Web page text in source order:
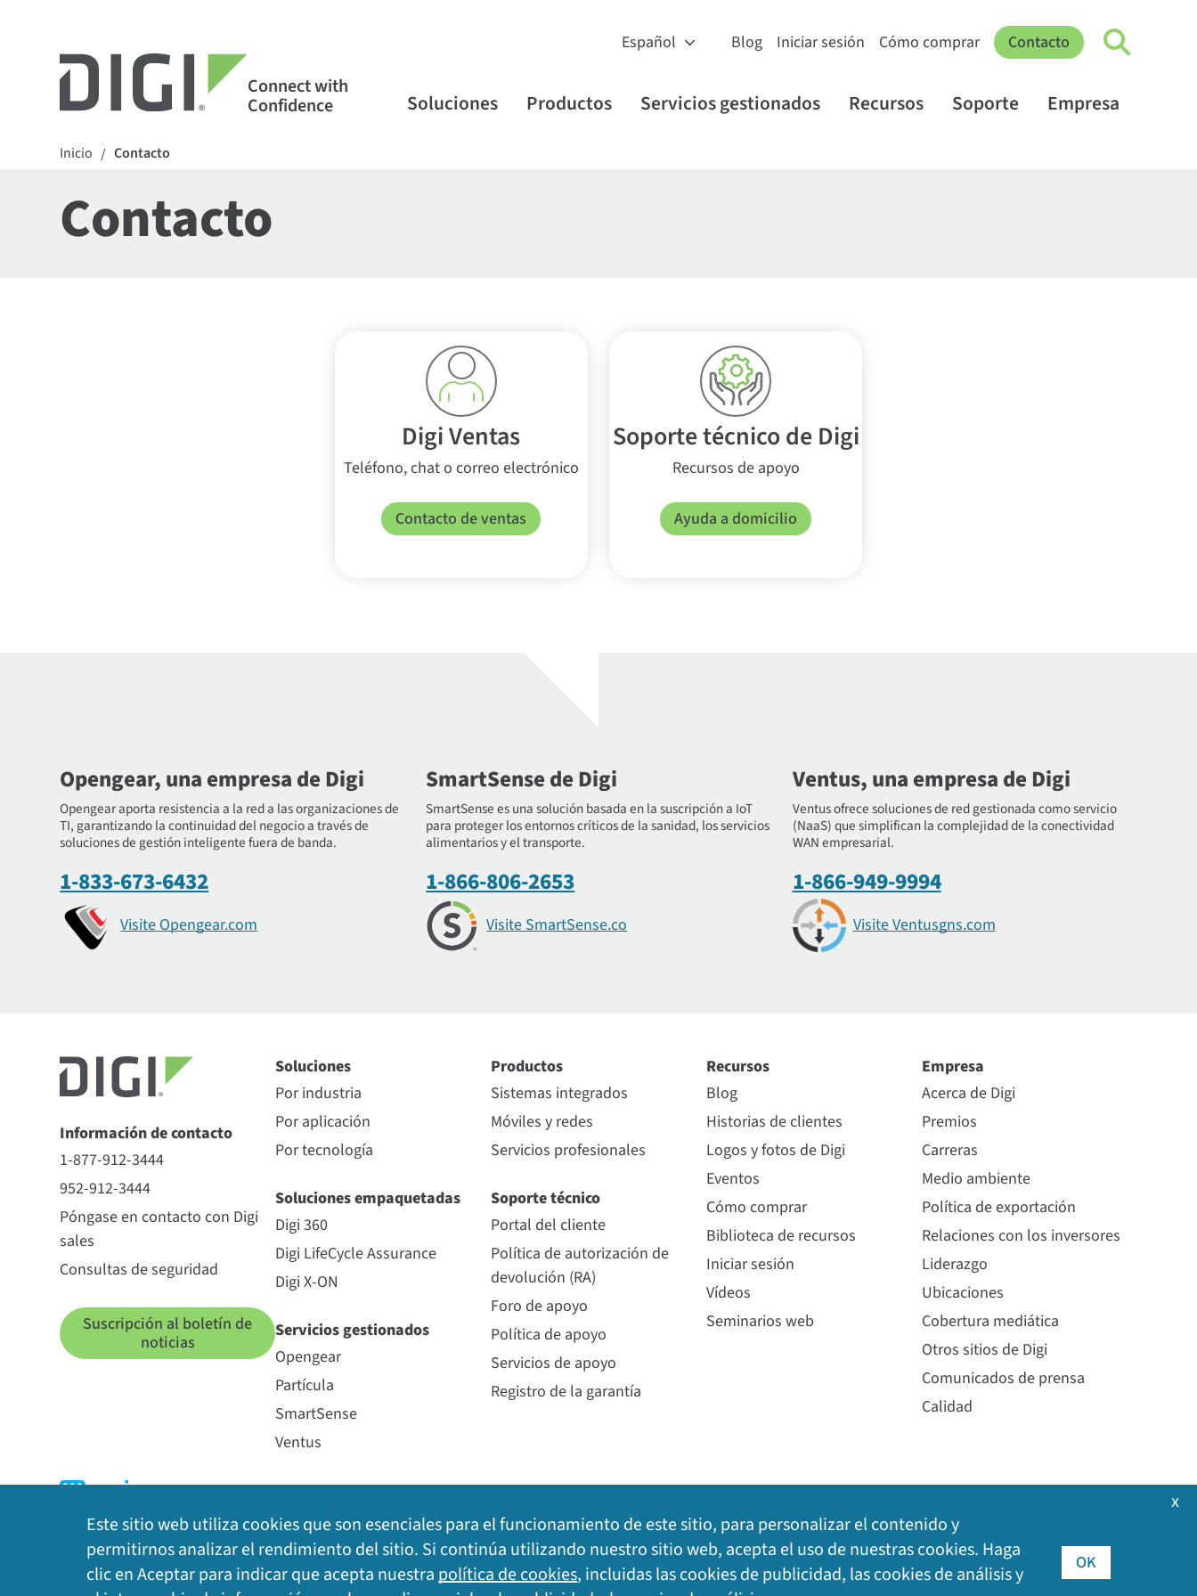
Connect with
Confidence
Blog Iniciar sesión Cómo comprar Contacto
Soluciones Productos Servicios gestionados Recursos Soporte Empresa
Inicio / Contacto
Contacto
Digi Ventas
Teléfono, chat o correo electrónico
Contacto de ventas
Soporte técnico de Digi
Recursos de apoyo
Ayuda a domicilio
Opengear, una empresa de Digi
Opengear aporta resistencia a la red a las organizaciones de
TI, garantizando la continuidad del negocio a través de
soluciones de gestión inteligente fuera de banda.
1-833-673-6432
Visite Opengear.com
SmartSense de Digi
SmartSense es una solución basada en la suscripción a IoT
para proteger los entornos críticos de la sanidad, los servicios
alimentarios y el transporte.
1-866-806-2653
Visite SmartSense.co
Ventus, una empresa de Digi
Ventus ofrece soluciones de red gestionada como servicio
(NaaS) que simplifican la complejidad de la conectividad
WAN empresarial.
1-866-949-9994
Visite Ventusgns.com
Información de contacto
1-877-912-3444
952-912-3444
Póngase en contacto con Digi
sales
Consultas de seguridad
Suscripción al boletín de
noticias
Soluciones
Por industria
Por aplicación
Por tecnología
Soluciones empaquetadas
Digi 360
Digi LifeCycle Assurance
Digi X-ON
Servicios gestionados
Opengear
Partícula
SmartSense
Ventus
Productos
Sistemas integrados
Móviles y redes
Servicios profesionales
Soporte técnico
Portal del cliente
Política de autorización de
devolución (RA)
Foro de apoyo
Política de apoyo
Servicios de apoyo
Registro de la garantía
Recursos
Blog
Historias de clientes
Logos y fotos de Digi
Eventos
Cómo comprar
Biblioteca de recursos
Iniciar sesión
Vídeos
Seminarios web
Empresa
Acerca de Digi
Premios
Carreras
Medio ambiente
Política de exportación
Relaciones con los inversores
Liderazgo
Ubicaciones
Cobertura mediática
Otros sitios de Digi
Comunicados de prensa
Calidad
Política de privacidad | Política de cookies | Aviso legal | Mapa del sitio © 2026Digi International Inc. Todos los derechos reservados.
Este sitio web utiliza cookies que son esenciales para el funcionamiento de este sitio, para personalizar el contenido y
permitirnos analizar el rendimiento del sitio. Si continúa utilizando nuestro sitio web, acepta el uso de nuestras cookies. Haga
clic en Aceptar para indicar que acepta nuestrapolítica de cookies, incluidas las cookies de publicidad, las cookies de análisis y
OK
x